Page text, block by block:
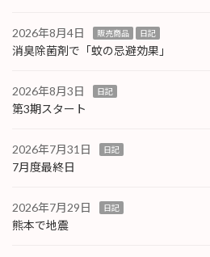
2026年8月4日 販売商品 日記
消臭除菌剤で「蚊の忌避効果」
2026年8月3日 日記
第3期スタート
2026年7月31日 日記
7月度最終日
2026年7月29日 日記
熊本で地震